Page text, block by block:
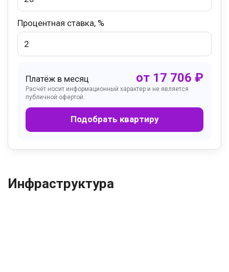
Процентная ставка, %
Платёж в месяц от 17 706 ₽
Расчёт носит информационный характер и не является
публичной офертой.
Подобрать квартиру
Инфраструктура